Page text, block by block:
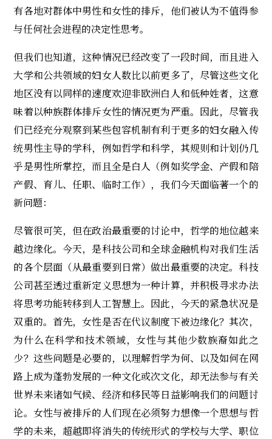
有各地对群体中男性和女性的排斥，他们被认为不值得参
与任何社会进程的决定性思考。
但我们也知道，这种情况已经改变了一段时间，而且进入
大学和公共领域的妇女人数比以前更多了，尽管这些文化
地区没有以同样的速度欢迎非欧洲白人和低种姓者，这意
味着以种族群体排斥女性的情况更为严重。因此，尽管我
们已经充分观察到某些包容机制有利于更多的妇女融入传
统男性主导的学科，例如哲学和科学，其规则和计划仍几
乎是男性所掌控，而且全是白人（例如奖学金、产假和陪
产假、育儿、任职、临时工作），我们今天面临著一个的
新问题：
尽管很可笑，但在政治最重要的讨论中，哲学的地位越来
越边缘化。今天，是科技公司和全球金融机构对我们生活
的各个层面（从最重要到日常）做出最重要的决定。科技
公司甚至透过重新定义思想为一种计算，并积极寻求办法
将思考功能转移到人工智慧上。因此，今天的紧急状况是
双重的。首先，女性是否在代议制度下被边缘化？其次，
为什么在科学和技术领域，女性与其他少数族裔如此之
少？这些问题是必要的，以理解哲学为何、以及如何在网
路上成为蓬勃发展的一种文化或次文化，却无法参与有关
世界未来诸如气候、经济和移民等日益影响我们的问题讨
论。女性与被排斥的人们现在必须努力想像一个思想与哲
学的未来，超越即将消失的传统形式的学校与大学、职位